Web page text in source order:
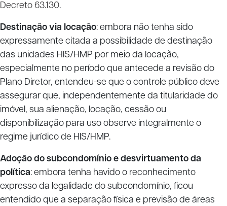
Decreto 63.130.
Destinação via locação: embora não tenha sido
expressamente citada a possibilidade de destinação
das unidades HIS/HMP por meio da locação,
especialmente no período que antecede a revisão do
Plano Diretor, entendeu-se que o controle público deve
assegurar que, independentemente da titularidade do
imóvel, sua alienação, locação, cessão ou
disponibilização para uso observe integralmente o
regime jurídico de HIS/HMP.
Adoção do subcondomínio e desvirtuamento da
política: embora tenha havido o reconhecimento
expresso da legalidade do subcondomínio, ficou
entendido que a separação física e previsão de áreas